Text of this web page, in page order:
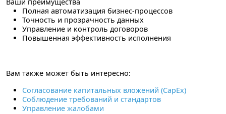
Полная автоматизация бизнес-процессов
Точность и прозрачность данных
Управление и контроль договоров
Повышенная эффективность исполнения
Вам также может быть интересно:
Согласование капитальных вложений (CapEx)
Соблюдение требований и стандартов
Управление жалобами